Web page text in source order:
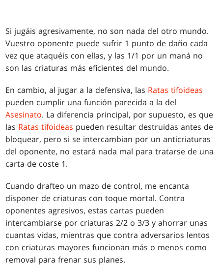
Si jugáis agresivamente, no son nada del otro mundo.
Vuestro oponente puede sufrir 1 punto de daño cada
vez que ataquéis con ellas, y las 1/1 por un maná no
son las criaturas más eficientes del mundo.
En cambio, al jugar a la defensiva, las Ratas tifoideas
pueden cumplir una función parecida a la del
Asesinato. La diferencia principal, por supuesto, es que
las Ratas tifoideas pueden resultar destruidas antes de
bloquear, pero si se intercambian por un anticriaturas
del oponente, no estará nada mal para tratarse de una
carta de coste 1.
Cuando drafteo un mazo de control, me encanta
disponer de criaturas con toque mortal. Contra
oponentes agresivos, estas cartas pueden
intercambiarse por criaturas 2/2 o 3/3 y ahorrar unas
cuantas vidas, mientras que contra adversarios lentos
con criaturas mayores funcionan más o menos como
removal para frenar sus planes.